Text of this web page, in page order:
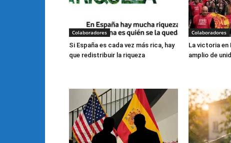
Colaboradores
Si España es cada vez más rica, hay
que redistribuir la riqueza
Colaboradores
La victoria
amplio de